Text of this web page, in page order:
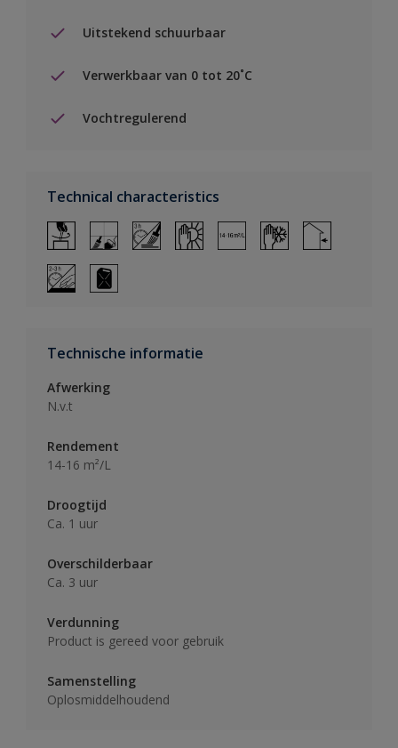
Uitstekend schuurbaar
Verwerkbaar van 0 tot 20˚C
Vochtregulerend
Technical characteristics
Technische informatie
Afwerking
N.v.t
Rendement
14-16 m²/L
Droogtijd
Ca. 1 uur
Overschilderbaar
Ca. 3 uur
Verdunning
Product is gereed voor gebruik
Samenstelling
Oplosmiddelhoudend